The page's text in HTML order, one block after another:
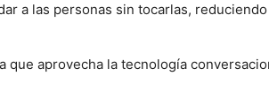
a las personas sin tocarlas,
que aprovecha la tecnología